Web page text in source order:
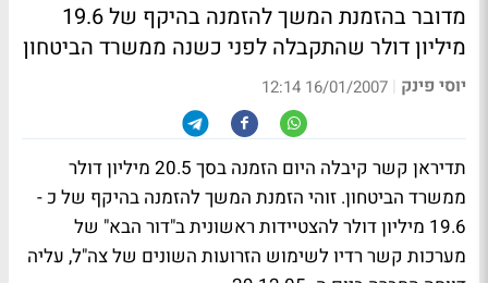
מדובר בהזמנת המשך להזמנה בהיקף של 19.6
מיליון דולר שהתקבלה לפני כשנה ממשרד הביטחון
יוסי פינק |
16/01/2007 12:14
תדיראן קשר קיבלה היום הזמנה בסך 20.5 מיליון דולר
ממשרד הביטחון. זוהי הזמנת המשך להזמנה בהיקף של כ -
19.6 מיליון דולר להצטיידות ראשונית ב"דור הבא" של
מערכות קשר רדיו לשימוש הזרועות השונים של צה"ל, עליה